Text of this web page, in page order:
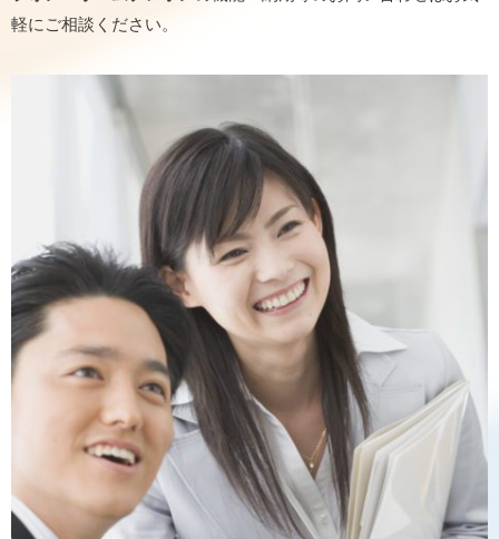
軽にご相談ください。